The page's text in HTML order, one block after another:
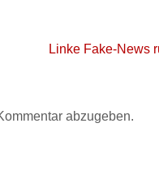
Linke Fake-News
abzugeben.